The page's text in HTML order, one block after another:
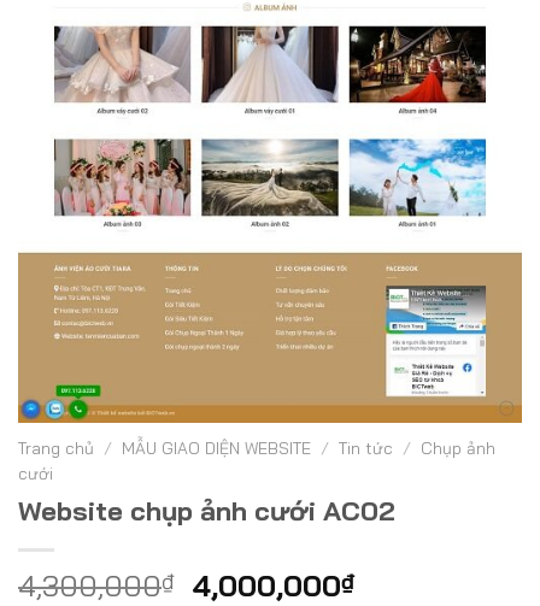
Trang chủ / MẪU GIAO DIỆN WEBSITE / Tin tức / Chụp ảnh
cưới
Website chụp ảnh cưới AC02
4,300,000₫ 4,000,000₫